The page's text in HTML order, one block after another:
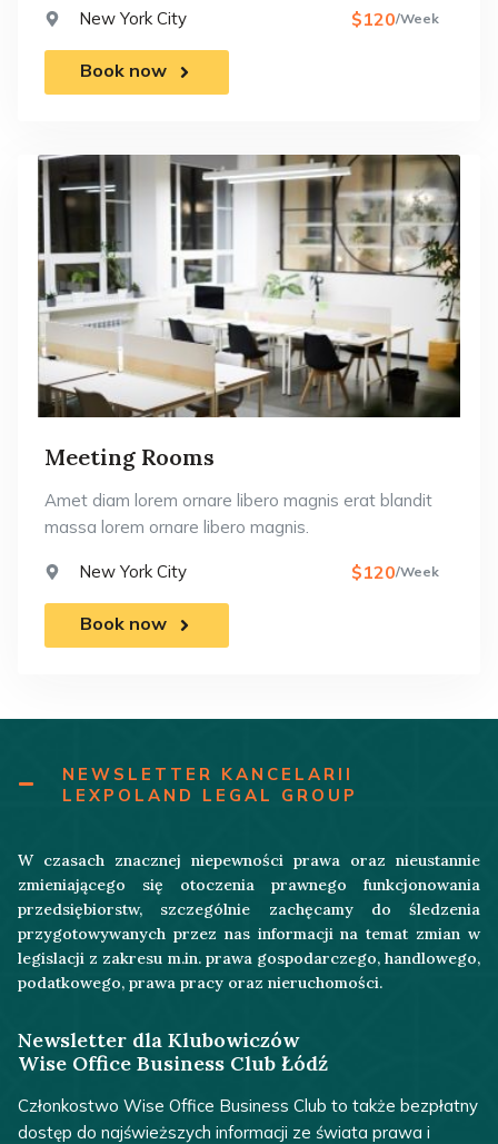
New York City $120/Week
Book now
Meeting Rooms
Amet diam lorem ornare libero magnis erat blandit
massa lorem ornare libero magnis.
New York City $120/Week
Book now
NEWSLETTER KANCELARII
LEXPOLAND LEGAL GROUP
W czasach znacznej niepewności prawa oraz nieustannie
zmieniającego się otoczenia prawnego funkcjonowania
przedsiębiorstw, szczególnie zachęcamy do śledzenia
przygotowywanych przez nas informacji na temat zmian w
legislacji z zakresu m.in. prawa gospodarczego, handlowego,
podatkowego, prawa pracy oraz nieruchomości.
Newsletter dla Klubowiczów
Wise Office Business Club Łódź
Członkostwo Wise Office Business Club to także bezpłatny
dostęp do najświeższych informacji ze świata prawa i